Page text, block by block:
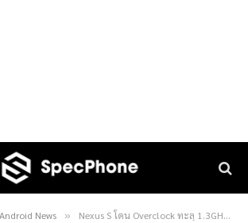
Android News » Nexus S โดน Overclock ทะลุ 1.3GHz เป็นที่เรียบร้อย